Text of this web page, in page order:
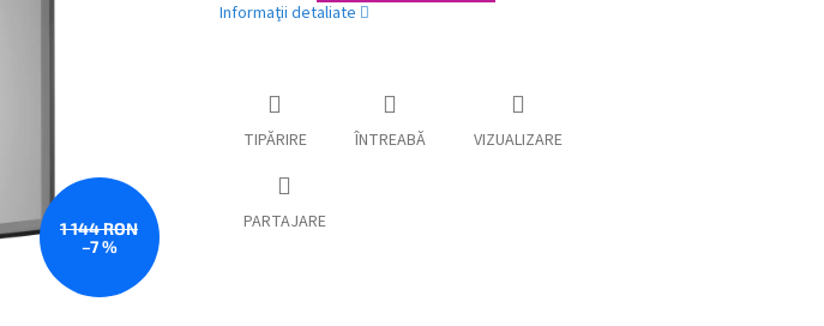
1 144 RON
–7 %
Informaţii detaliate
TIPĂRIRE ÎNTREABĂ VIZUALIZARE
PARTAJARE